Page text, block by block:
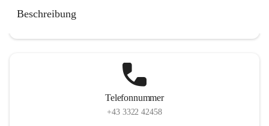
Beschreibung
Telefonnummer
+43 3322 42458